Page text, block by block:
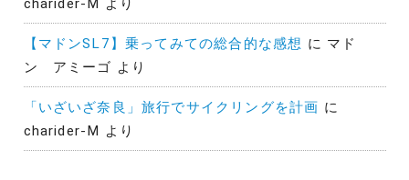
【マドンSL7】乗ってみての総合的な感想 に マド
ン アミーゴ より
「いざいざ奈良」旅行でサイクリングを計画 に
charider-M より